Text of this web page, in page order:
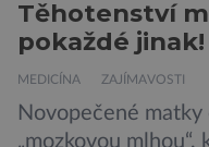
Těhotenství
pokaždé jinak!
MEDICÍNA ZAJÍMAVOSTI
Novopečené
„mozkovou